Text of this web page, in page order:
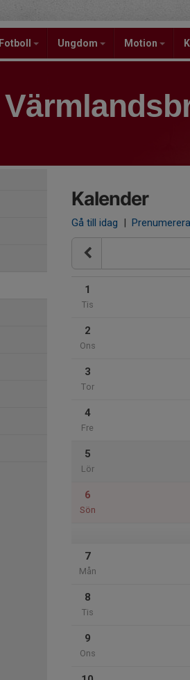
Fotboll Ungdom Motion
Kalender
Gå till idag | Prenumerera
1
Tis
2
Ons
3
Tor
4
Fre
5
Lör
6
Sön
7
Mån
8
Tis
9
Ons